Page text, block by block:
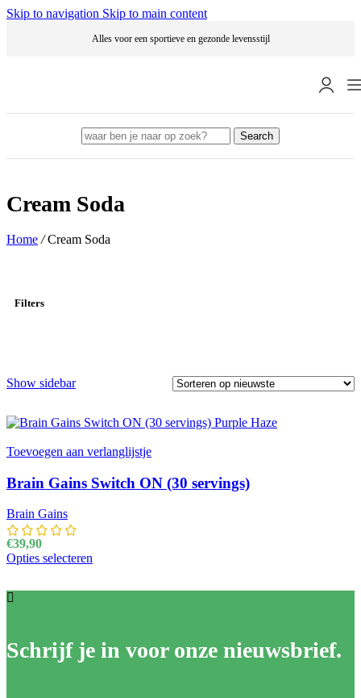
Skip to navigation Skip to main content
Alles voor een sportieve en gezonde levensstijl
Search
Cream Soda
Home / Cream Soda
Filters
Show sidebar
Toevoegen aan verlanglijstje
Brain Gains Switch ON (30 servings)
Brain Gains
€39,90
Opties selecteren
Schrijf je in voor onze nieuwsbrief.